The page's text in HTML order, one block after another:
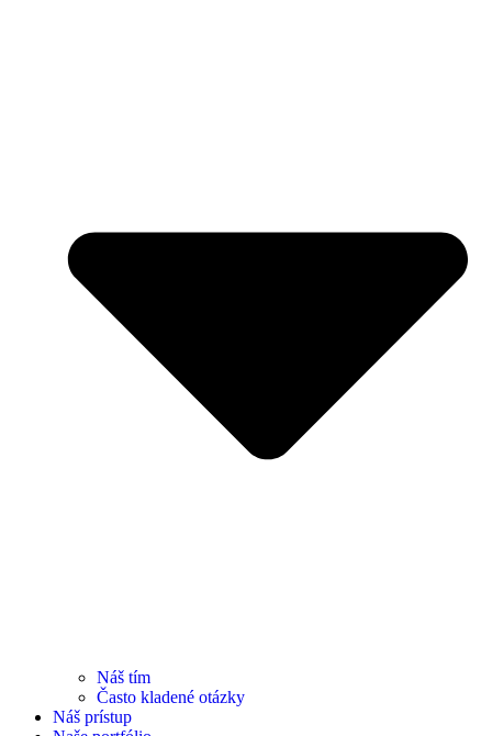
Náš tím
Často kladené otázky
Náš prístup